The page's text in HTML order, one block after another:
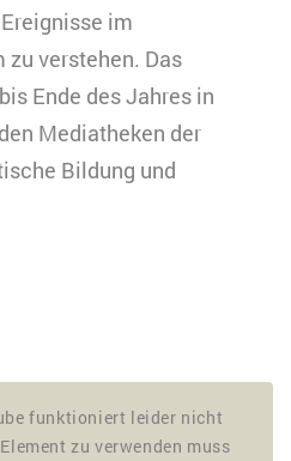
im
verstehen. Das
Ende des Jahres in
Mediatheken der
Bildung und
funktioniert leider nicht
zu verwenden muss